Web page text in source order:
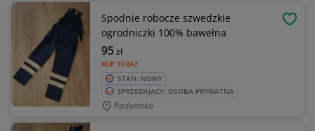
Spodnie robocze szwedzkie
ogrodniczki 100% bawełna
KUP TERAZ
95zł
STAN: NOWY
SPRZEDAJĄCY: OSOBA PRYWATNA
Radomsko